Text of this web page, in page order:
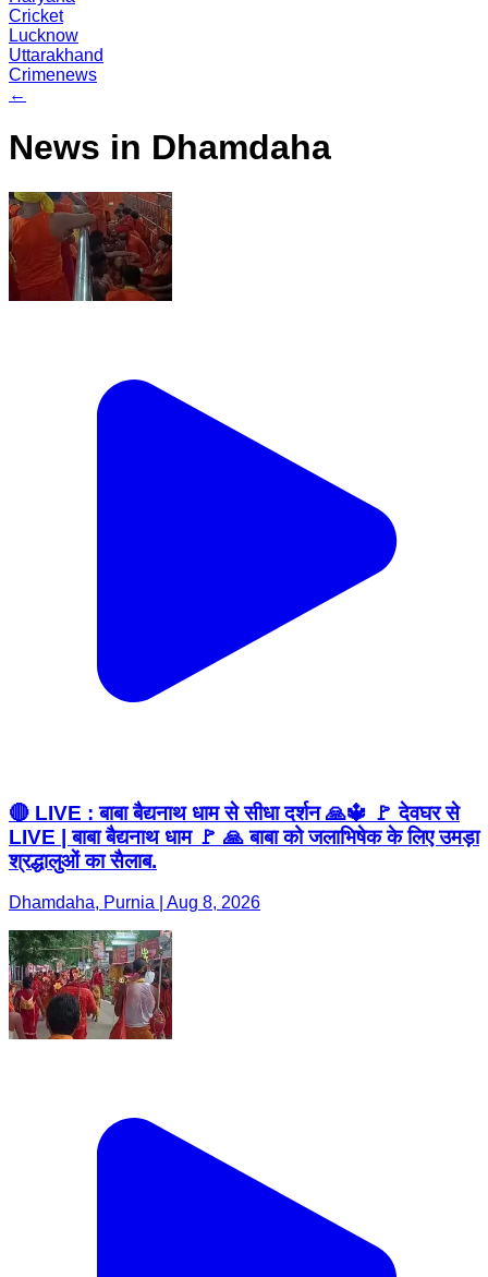
Cricket
Lucknow
Uttarakhand
Crimenews
←
News in Dhamdaha
🔴 LIVE : बाबा बैद्यनाथ धाम से सीधा दर्शन 🙏🔱 🚩 देवघर से
LIVE | बाबा बैद्यनाथ धाम 🚩 🙏 बाबा को जलाभिषेक के लिए उमड़ा
श्रद्धालुओं का सैलाब.
Dhamdaha, Purnia | Aug 8, 2026